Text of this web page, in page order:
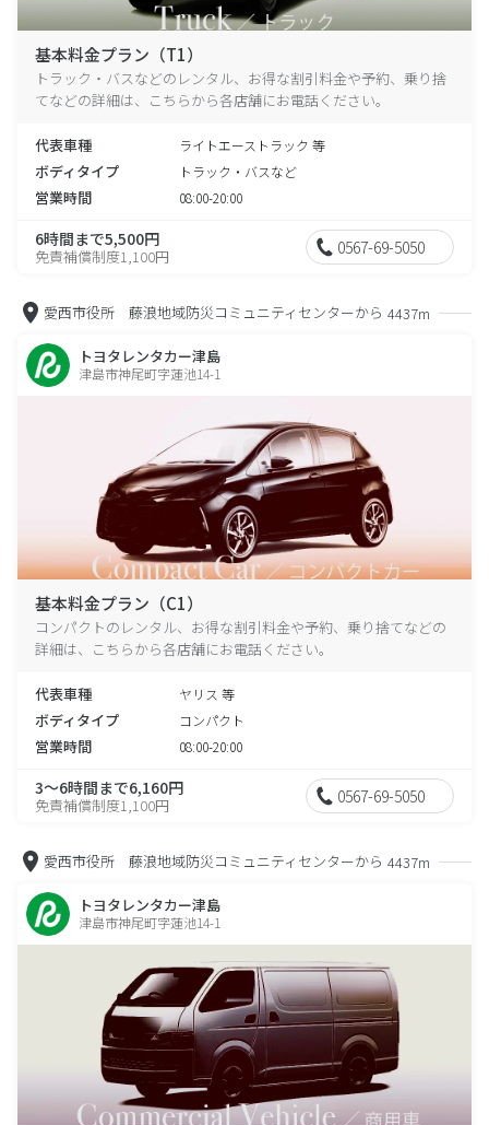
基本料金プラン（T1）
トラック・バスなどのレンタル、お得な割引料金や予約、乗り捨
てなどの詳細は、こちらから各店舗にお電話ください。
代表車種 ライトエーストラック 等
ボディタイプ トラック・バスなど
営業時間 08:00-20:00
6時間まで5,500円
免責補償制度1,100円 0567-69-5050
愛西市役所 藤浪地域防災コミュニティセンターから 4437m
トヨタレンタカー津島
津島市神尾町字蓮池14-1
基本料金プラン（C1）
コンパクトのレンタル、お得な割引料金や予約、乗り捨てなどの
詳細は、こちらから各店舗にお電話ください。
代表車種 ヤリス 等
ボディタイプ コンパクト
営業時間 08:00-20:00
3～6時間まで6,160円
免責補償制度1,100円 0567-69-5050
愛西市役所 藤浪地域防災コミュニティセンターから 4437m
トヨタレンタカー津島
津島市神尾町字蓮池14-1